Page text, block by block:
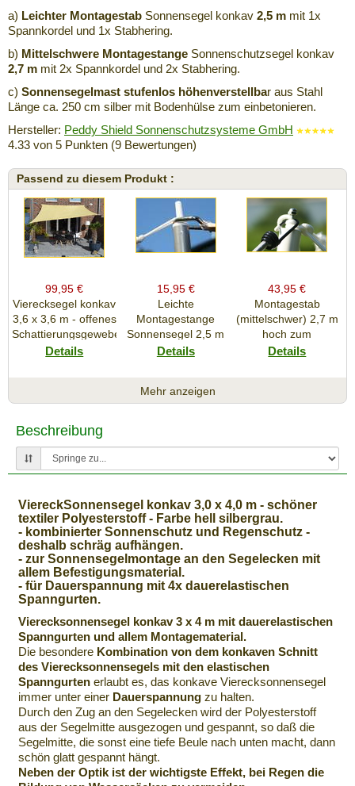
a) Leichter Montagestab Sonnensegel konkav 2,5 m mit 1x
Spannkordel und 1x Stabhering.
b) Mittelschwere Montagestange Sonnenschutzsegel konkav
2,7 m mit 2x Spannkordel und 2x Stabhering.
c) Sonnensegelmast stufenlos höhenverstellbar aus Stahl
Länge ca. 250 cm silber mit Bodenhülse zum einbetonieren.
Hersteller: Peddy Shield Sonnenschutzsysteme GmbH
4.33 von 5 Punkten (9 Bewertungen)
Passend zu diesem Produkt :
99,95 €
Vierecksegel konkav
3,6 x 3,6 m - offenes
Schattierungsgewebe
HDPE - Farbe
Sonnenschutz
Details
15,95 €
Leichte
Montagestange
Sonnensegel 2,5 m
hoch - mit
Aufstellung von
Dreieck- und
Details
43,95 €
Montagestab
(mittelschwer) 2,7 m
hoch zum
Ausspannen von
Sonnensegeln mit
Details
Aluminium
Teleskopmast - 3-
teilig - max. Länge
280 cm -
Versandlänge 113
cm - Befestigung
Sonnensegel konkav
Details
Mehr anzeigen
Beschreibung
ViereckSonnensegel konkav 3,0 x 4,0 m - schöner
textiler Polyesterstoff - Farbe hell silbergrau.
- kombinierter Sonnenschutz und Regenschutz -
deshalb schräg aufhängen.
- zur Sonnensegelmontage an den Segelecken mit
allem Befestigungsmaterial.
- für Dauerspannung mit 4x dauerelastischen
Spanngurten.
Vierecksonnensegel konkav 3 x 4 m mit dauerelastischen
Spanngurten und allem Montagematerial.
Die besondere Kombination von dem konkaven Schnitt
des Vierecksonnensegels mit den elastischen
Spanngurten erlaubt es, das konkave Vierecksonnensegel
immer unter einer Dauerspannung zu halten.
Durch den Zug an den Segelecken wird der Polyesterstoff
aus der Segelmitte ausgezogen und gespannt, so daß die
Segelmitte, die sonst eine tiefe Beule nach unten macht, dann
schön glatt gespannt hängt.
Neben der Optik ist der wichtigste Effekt, bei Regen die